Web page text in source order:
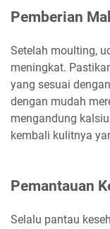
Pemberian
Setelah moulting,
meningkat.
yang sesuai
dengan mudah
mengandung
kembali kulitnya
Pemantauan
Selalu pantau